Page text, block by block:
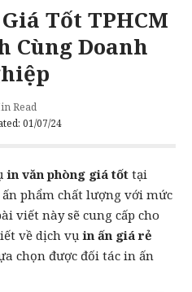
Tốt TPHCM
Cùng Doanh
01/07/24
Read
in văn phòng giá tốt tại
ấn phẩm chất lượng với mức
viết này sẽ cung cấp cho
về dịch vụin ấn giá rẻ
chọn được đối tác in ấn